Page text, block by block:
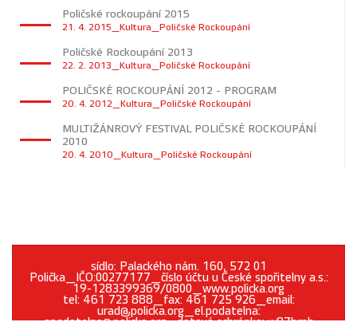
Poličské rockoupání 2015
21. 4. 2015_Kultura_Poličské Rockoupání
Poličské Rockoupání 2013
22. 2. 2013_Kultura_Poličské Rockoupání
POLIČSKÉ ROCKOUPÁNÍ 2012 - PROGRAM
20. 4. 2012_Kultura_Poličské Rockoupání
MULTIŽÁNROVÝ FESTIVAL POLIČSKÉ ROCKOUPÁNÍ
2010
20. 4. 2010_Kultura_Poličské Rockoupání
sídlo: Palackého nám. 160, 572 01
Polička_IČO:00277177_číslo účtu u České spořitelny a.s.:
19-1283399369/0800_www.policka.org
tel: 461 723 888_fax: 461 725 926_email:
urad@policka.org_el.podatelna:
epodatelna@policka.org_datová schránka: w87brph